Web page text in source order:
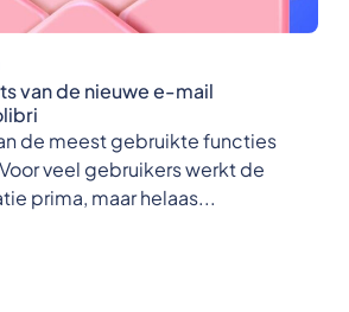
van de nieuwe e-mail
de meest gebruikte functies
veel gebruikers werkt de
prima, maar helaas...